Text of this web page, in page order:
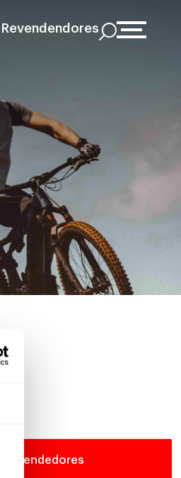
Revendendores
Revendedores